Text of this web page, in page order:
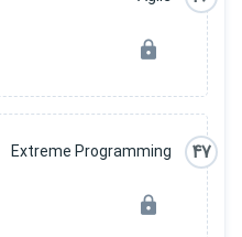
47
Extreme Programming